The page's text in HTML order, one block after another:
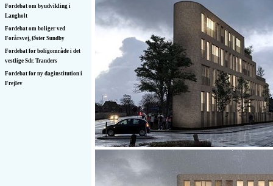
Fordebat om byudvikling i
Langholt
Fordebat om boliger ved
Forårsvej, Øster Sundby
Fordebat for boligområde i det
vestlige Sdr. Tranders
Fordebat for ny daginstitution i
Frejlev